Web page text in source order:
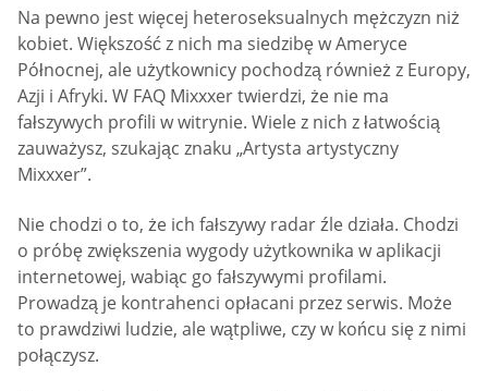
Na pewno jest więcej heteroseksualnych mężczyzn niż
kobiet. Większość z nich ma siedzibę w Ameryce
Północnej, ale użytkownicy pochodzą również z Europy,
Azji i Afryki. W FAQ Mixxxer twierdzi, że nie ma
fałszywych profili w witrynie. Wiele z nich z łatwością
zauważysz, szukając znaku „Artysta artystyczny
Mixxxer”.
Nie chodzi o to, że ich fałszywy radar źle działa. Chodzi
o próbę zwiększenia wygody użytkownika w aplikacji
internetowej, wabiąc go fałszywymi profilami.
Prowadzą je kontrahenci opłacani przez serwis. Może
to prawdziwi ludzie, ale wątpliwe, czy w końcu się z nimi
połączysz.